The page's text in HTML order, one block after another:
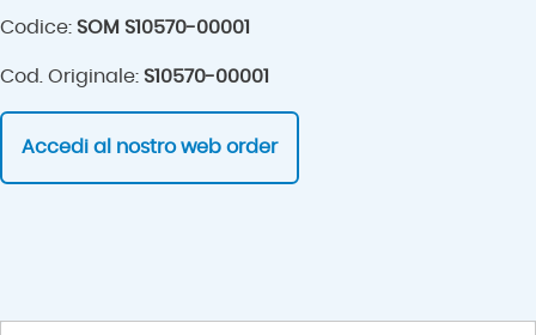
Codice: SOM S10570-00001
Cod. Originale: S10570-00001
Accedi al nostro web order